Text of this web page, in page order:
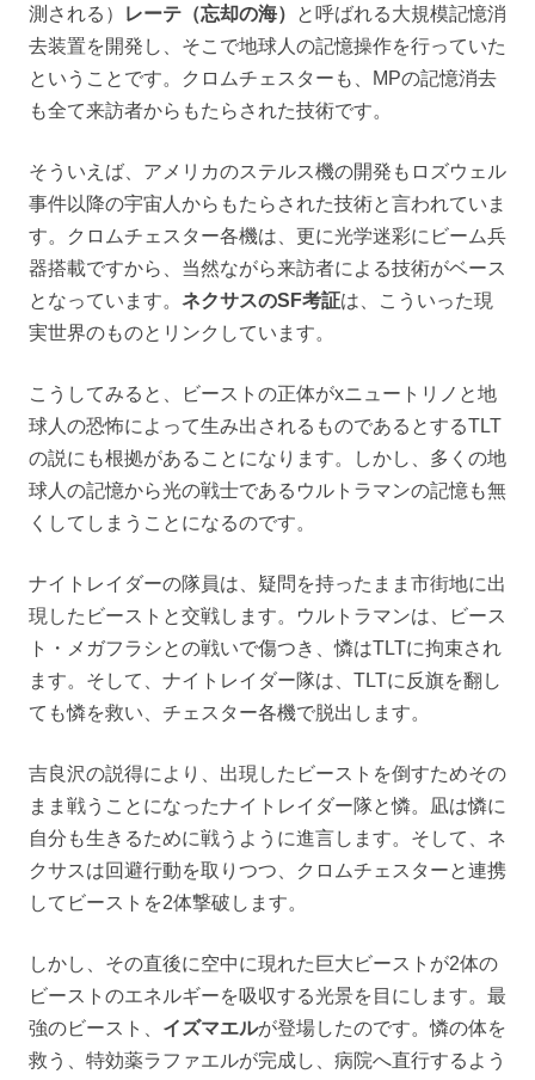
測される）
レーテ（忘却の海）
と呼ばれる大規模記憶消
去装置を開発し、そこで地球人の記憶操作を行っていた
ということです。クロムチェスターも、MPの記憶消去
も全て来訪者からもたらされた技術です。
そういえば、アメリカのステルス機の開発もロズウェル
事件以降の宇宙人からもたらされた技術と言われていま
す。クロムチェスター各機は、更に光学迷彩にビーム兵
器搭載ですから、当然ながら来訪者による技術がベース
となっています。 ネクサスのSF考証は、こういった現
実世界のものとリンクしています。
こうしてみると、ビーストの正体がxニュートリノと地
球人の恐怖によって生み出されるものであるとするTLT
の説にも根拠があることになります。しかし、多くの地
球人の記憶から光の戦士であるウルトラマンの記憶も無
くしてしまうことになるのです。
ナイトレイダーの隊員は、疑問を持ったまま市街地に出
現したビーストと交戦します。ウルトラマンは、ビース
ト・メガフラシとの戦いで傷つき、憐はTLTに拘束され
ます。そして、ナイトレイダー隊は、TLTに 反旗を翻し
ても憐を救い、チェスター各機で脱出します。
吉良沢の説得により、出現したビーストを倒すためその
まま戦うことになったナイトレイダー隊と憐。凪は憐に
自分も生きるために戦うように進言します。そして、ネ
クサスは回避行動を取りつつ、クロムチェスターと連携
してビーストを2体撃破します。
しかし、その直後に空中に現れた巨大ビーストが2体の
ビーストのエネルギーを吸収する光景を目にします。最
強のビースト、 イズマエルが登場したのです。憐の体を
救う、特効薬ラファエルが完成し、病院へ直行するよう